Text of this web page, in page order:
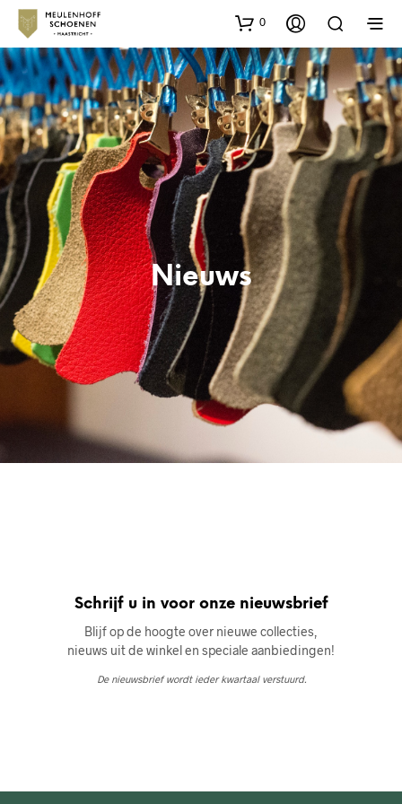
0
Nieuws
Schrijf u in voor onze nieuwsbrief
Blijf op de hoogte over nieuwe collecties,
nieuws uit de winkel en speciale aanbiedingen!
De nieuwsbrief wordt ieder kwartaal verstuurd.